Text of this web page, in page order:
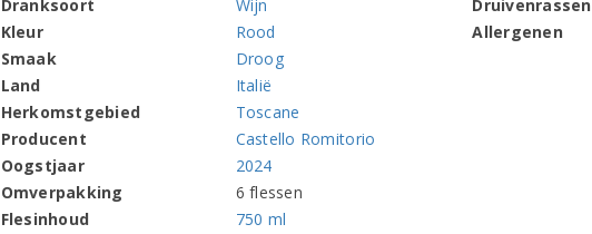
Dranksoort
Wijn
Kleur
Rood
Smaak
Droog
Land
Italië
Herkomstgebied
Toscane
Producent
Castello Romitorio
Oogstjaar
2024
Omverpakking
6 flessen
Flesinhoud
750 ml
Druivenrassen
Allergenen